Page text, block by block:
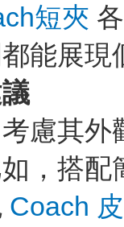
短夾
能展現
慮其
，搭
Coach